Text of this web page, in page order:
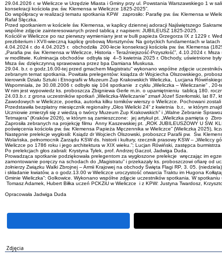
29.04.2026 r. w Wieliczce w Urzędzie Miasta i Gminy przy ul. Powstania Warszawskiego 1 w
konsekracji kościoła pw. św. Klemensa w Wieliczce 1825-2025”.
Do współpracy w realizacji tematu spotkania KPW zaprosiło: Parafię pw. św. Klemensa w
Rafał Ślęczka.
Przed spotkaniem w kościele św. Klemensa, w kaplicy dziennej adoracji Najświętszego
wspólne zdjęcie zainteresowanych przed tablicą z napisem: JUBILEUSZ 1825-2025.
Kościół w Wieliczce po raz pierwszy wymieniany jest w bulli papieża Grzegorza IX z 1229 r.
prezbiterium i XVII-wieczną kaplicę grobową Morsztynów. Na gotyckich fundamentach w
4.04.2024 r. do 4.04.2025 r. obchodziła 200-lecie konsekracji kościoła pw. św. Klemensa
„Parafia pw. św. Klemensa w Wieliczce, Historia - Teraźniejszość-Przyszłość”, 4.10.2024 r.
w modlitwie. Kulminacja obchodów odbyła się 4–5 kwietnia 2025 r. Obchody, uświetnione
Msza św. dziękczynną sprawowana przez bpa Damiana Muskusa.
29.04. b.r. o godz.16.00-tej przed gmachem Magistratu“ wykonano wspólne zdjęcie
zebranym temat spotkania. Powitała prelegentów: ksiądza dr Wojciecha Olszowskiego,
kierownik Działu Sztuki i Etnografii w Muzeum Żup Krakowskich Wieliczka, Lucjana
Wspomniała, że 30.08.2006 r. odbyło się 104 spotkanie z cyklu „Wieliczka – Wieliczanie” ,
W nim jest wypowiedz ks. proboszcza Zbigniewa Gerle m.in. o upamiętnieniu tablicą 180.
24.03.b.r. z grona uczestników spotkań „Wieliczka-Wieliczanie” zmarł Józef Szerłomski, lat
Zawodowych w Wieliczce, poetka, autorka kilku tomików wierszy o Wieliczce. Pochowani
Przedstawiła bezpłatny miesięcznik regionalny „Głos Wielicki 24“ z kwietnia b.r., w którym
Uczniowie zmierzyli się z wiedzą o twórcy Muzeum Żup Krakowskich” i „Walne Zebranie
Tetmajera” (Kraków 2026), w którym są zamieszczone: jej artykuł pt. „Wieliczka pamięta o
Zaprosiła zebranych na projekcję filmu Anny Kaszewskiej pt. „ROK JUBILEUSZOWY U ŚW.
poświęcenia kościoła pw. św. Klemensa Papieża Męczennika w Wieliczce” (Wieliczka 2025),
Następnie prelekcje wygłosili: Ksiądz dr Wojciech Olszowski, proboszcz Parafii pw. Św.
Wolańska, pełnomocnik Zarządu KSW ds. historii i kultury, rzecznik prasowy KSW – „Wieliccy
Wieliczce po 1786 roku i jego architektura w XIX wieku.”; Lucjan Rówiński, zastępca
Po prelekcjach głos zabrali: Krystyna Tylek, prof. Andrzej Gaczoł, Jadwiga Duda.
Prowadząca spotkanie podziękowała prelegentom za wygłoszone prelekcje wręczając im
zamontowanie poręczy na schodach do „Magistratu” i przekazały ks. proboszczowi ofiarę
żołnierzy Związku Walki Zbrojnej – Armii Krajowej na obchody Święta Flagi RP, 3. 05.
i składanie kwiatów, a o godz.13.00 w Wieliczce uroczystość otwarcia Traktu im Hugona
Gminie Wieliczka”: Golkowice. Wykonano wspólne zdjęcie uczestników spotkania. W
Tomasz Adamek, Hubert Biłka uczeń PCKZiU w Wieliczce i z KPW: Justyna Twardosz,
Opracowała Jadwiga Duda
Zdjęcia